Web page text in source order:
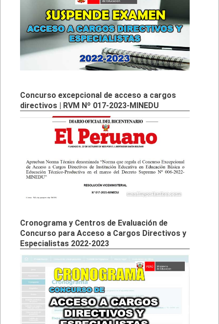
Concurso excepcional de acceso a cargos
directivos | RVM Nº 017-2023-MINEDU
Cronograma y Centros de Evaluación de
Concurso para Acceso a Cargos Directivos y
Especialistas 2022-2023